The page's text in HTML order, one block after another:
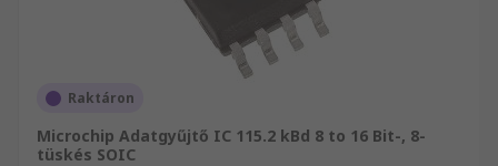
Raktáron
Microchip Adatgyűjtő IC 115.2 kBd 8 to 16 Bit-, 8-
tüskés SOIC